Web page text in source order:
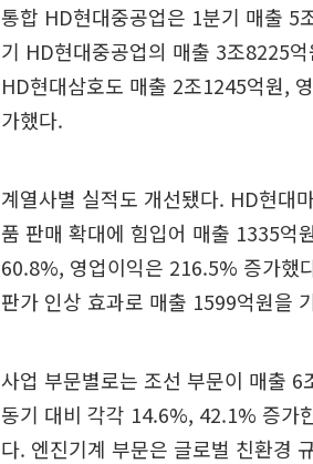
통합 HD현대중공업은 1분기 매출 5
기 HD현대중공업의 매출 3조8225
HD현대삼호도 매출 2조1245억원,
가했다.
계열사별 실적도 개선됐다. HD현대
품 판매 확대에 힘입어 매출 1335억
60.8%, 영업이익은 216.5% 증가했
판가 인상 효과로 매출 1599억원을
사업 부문별로는 조선 부문이 매출
동기 대비 각각 14.6%, 42.1% 증가
다. 엔진기계 부문은 글로벌 친환경